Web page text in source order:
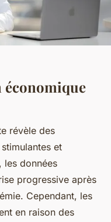
économique
révèle des
et
les données
progressive après
Cependant, les
en raison des